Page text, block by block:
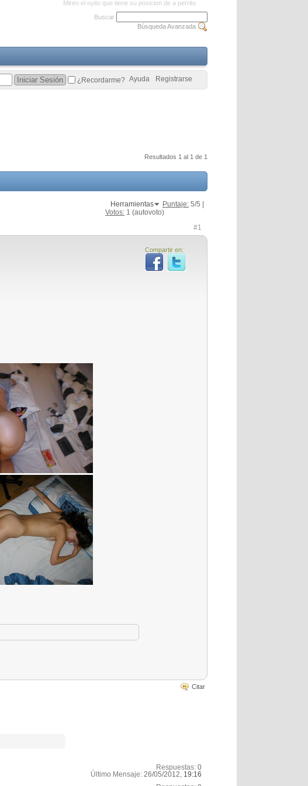
Miren el oyito que tiene su posicion de a perrito
Resultados 1 al 1 de 1
Herramientas Puntaje: 5/5 |
Votos: 1 (autovoto)
#1
Compartir en:
Citar
Respuestas: 0
Último Mensaje: 26/05/2012, 19:16
Buscar
Búsqueda Avanzada
Registrarse
Ayuda
¿Recordarme?